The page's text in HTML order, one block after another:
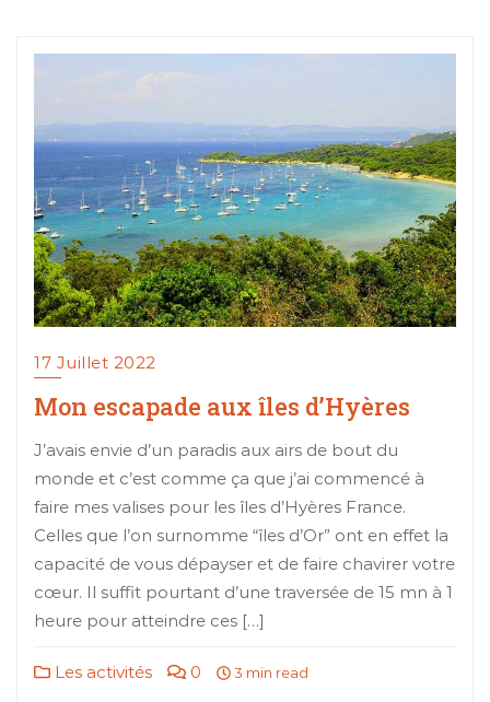
Blog
17 Juillet 2022
Mon escapade aux îles d’Hyères
J’avais envie d’un paradis aux airs de bout du
monde et c’est comme ça que j’ai commencé à
faire mes valises pour les îles d’Hyères France.
Celles que l’on surnomme “îles d’Or” ont en effet la
capacité de vous dépayser et de faire chavirer votre
cœur. Il suffit pourtant d’une traversée de 15 mn à 1
heure pour atteindre ces […]
Les activités 0 3 min read